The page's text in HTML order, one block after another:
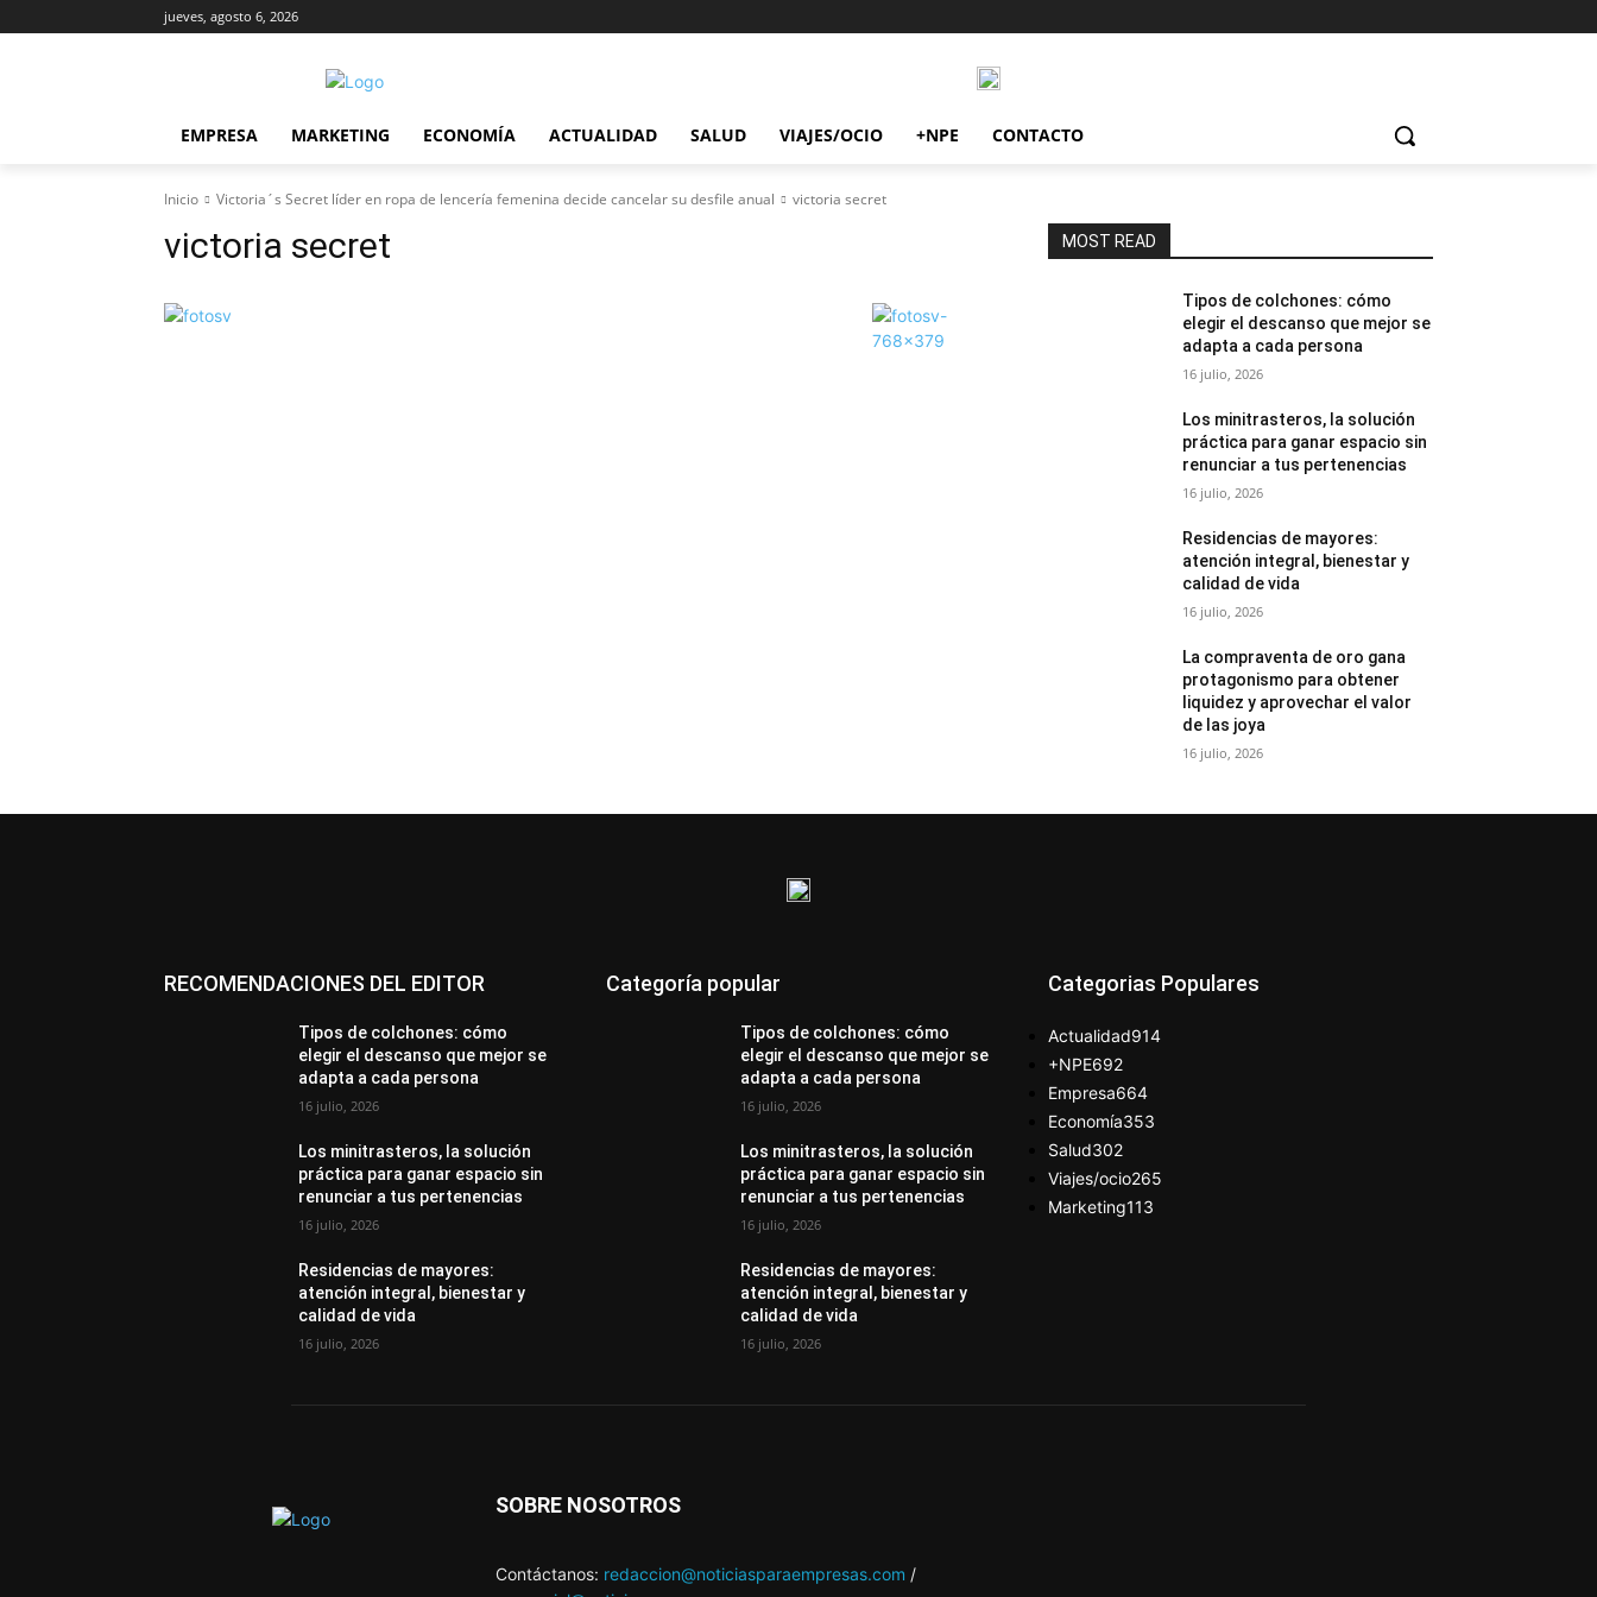
jueves, agosto 6, 2026
EMPRESA MARKETING ECONOMÍA ACTUALIDAD SALUD VIAJES/OCIO +NPE CONTACTO
Inicio Victoria´s Secret líder en ropa de lencería femenina decide cancelar su desfile anual victoria secret
victoria secret MOST READ
Tipos de colchones: cómo
elegir el descanso que mejor se
adapta a cada persona
16 julio, 2026
Los minitrasteros, la solución
práctica para ganar espacio sin
renunciar a tus pertenencias
16 julio, 2026
Residencias de mayores:
atención integral, bienestar y
calidad de vida
16 julio, 2026
La compraventa de oro gana
protagonismo para obtener
liquidez y aprovechar el valor
de las joya
16 julio, 2026
RECOMENDACIONES DEL EDITOR
Tipos de colchones: cómo
elegir el descanso que mejor se
adapta a cada persona
16 julio, 2026
Los minitrasteros, la solución
práctica para ganar espacio sin
renunciar a tus pertenencias
16 julio, 2026
Residencias de mayores:
atención integral, bienestar y
calidad de vida
16 julio, 2026
Categoría popular
Tipos de colchones: cómo
elegir el descanso que mejor se
adapta a cada persona
16 julio, 2026
Los minitrasteros, la solución
práctica para ganar espacio sin
renunciar a tus pertenencias
16 julio, 2026
Residencias de mayores:
atención integral, bienestar y
calidad de vida
16 julio, 2026
Categorias Populares
Actualidad914
+NPE692
Empresa664
Economía353
Salud302
Viajes/ocio265
Marketing113
SOBRE NOSOTROS
Contáctanos: redaccion@noticiasparaempresas.com /